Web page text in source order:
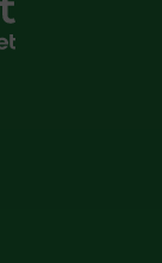
na
*